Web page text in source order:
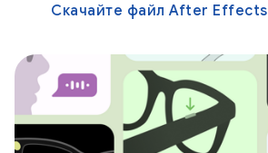
Скачайте файл After Effects